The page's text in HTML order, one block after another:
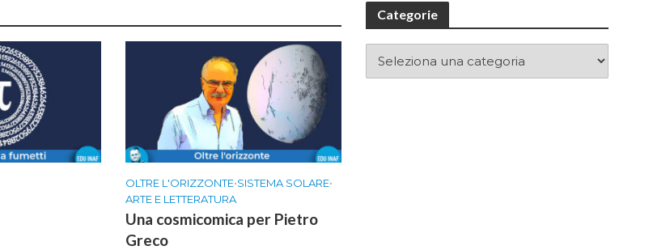
OLTRE L'ORIZZONTE•SISTEMA SOLARE•
ARTE E LETTERATURA
Una cosmicomica per Pietro
Greco
Categorie